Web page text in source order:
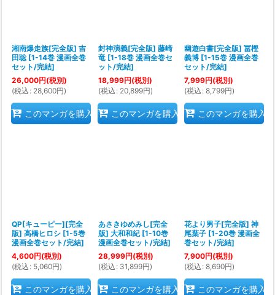
湘南爆走族[完全版] 吉
田聡 [1-14巻 漫画全巻
セット/完結]
26,000円(税別)
(税込 : 28,600円)
このマンガを購入
封神演義[完全版] 藤崎
竜 [1-18巻 漫画全巻セ
ット/完結]
18,999円(税別)
(税込 : 20,899円)
このマンガを購入
幽遊白書[完全版] 冨樫
義博 [1-15巻 漫画全巻
セット/完結]
7,999円(税別)
(税込 : 8,799円)
このマンガを購入
QP[キューピー][完全
版] 高橋ヒロシ [1-5巻
漫画全巻セット/完結]
4,600円(税別)
(税込 : 5,060円)
このマンガを購入
あさきゆめみし[完全
版] 大和和紀 [1-10巻
漫画全巻セット/完結]
28,999円(税別)
(税込 : 31,899円)
このマンガを購入
花より男子[完全版] 神
尾葉子 [1-20巻 漫画全
巻セット/完結]
7,900円(税別)
(税込 : 8,690円)
このマンガを購入